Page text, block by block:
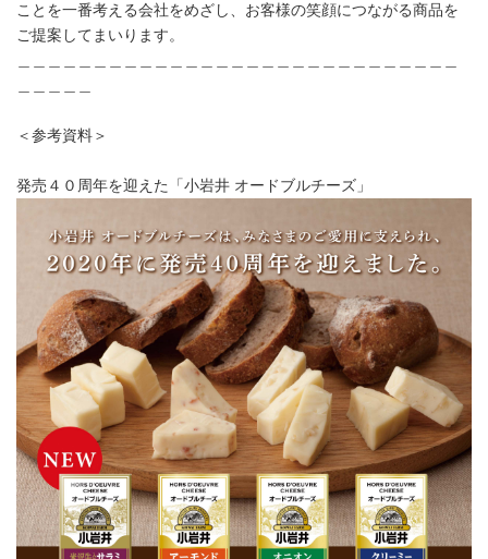
ことを一番考える会社をめざし、お客様の笑顔につながる商品を
ご提案してまいります。
＜参考資料＞
発売４０周年を迎えた「小岩井 オードブルチーズ」